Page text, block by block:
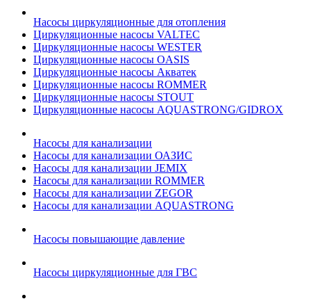
Насосы циркуляционные для отопления
Циркуляционные насосы VALTEC
Циркуляционные насосы WESTER
Циркуляционные насосы OASIS
Циркуляционные насосы Акватек
Циркуляционные насосы ROMMER
Циркуляционные насосы STOUT
Циркуляционные насосы AQUASTRONG/GIDROX
Насосы для канализации
Насосы для канализации ОАЗИС
Насосы для канализации JEMIX
Насосы для канализации ROMMER
Насосы для канализации ZEGOR
Насосы для канализации AQUASTRONG
Насосы повышающие давление
Насосы циркуляционные для ГВС